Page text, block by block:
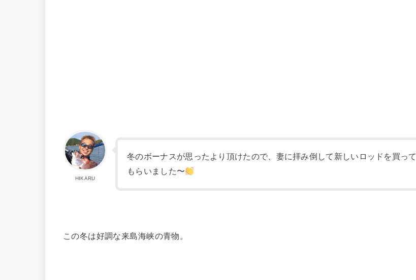
HIKARU
冬のボーナスが思ったより頂けたので、妻に拝み倒して新しいロッドを買って
もらいました〜
この冬は好調な来島海峡の青物。